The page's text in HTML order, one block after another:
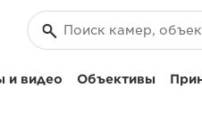
и видео Объективы